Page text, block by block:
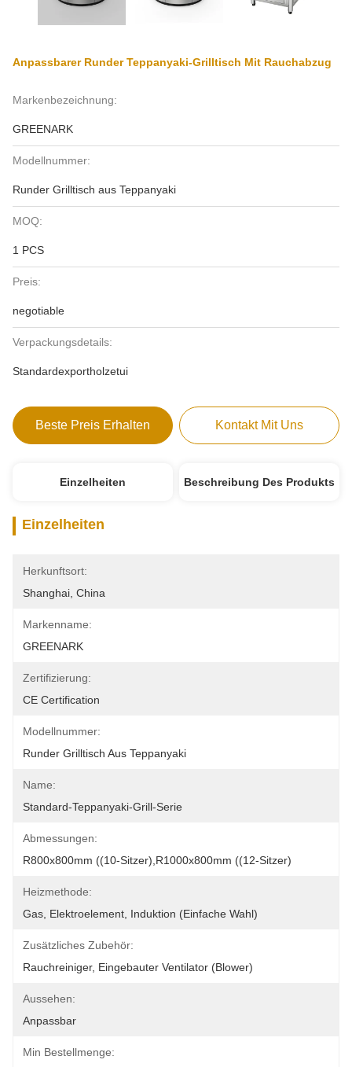
Anpassbarer Runder Teppanyaki-Grilltisch Mit Rauchabzug
Markenbezeichnung:
GREENARK
Modellnummer:
Runder Grilltisch aus Teppanyaki
MOQ:
1 PCS
Preis:
negotiable
Verpackungsdetails:
Standardexportholzetui
Beste Preis Erhalten Kontakt Mit Uns
Einzelheiten Beschreibung Des Produkts
Einzelheiten
Herkunftsort:
Shanghai, China
Markenname:
GREENARK
Zertifizierung:
CE Certification
Modellnummer:
Runder Grilltisch Aus Teppanyaki
Name:
Standard-Teppanyaki-Grill-Serie
Abmessungen:
R800x800mm ((10-Sitzer),R1000x800mm ((12-Sitzer)
Heizmethode:
Gas, Elektroelement, Induktion (einfache Wahl)
Zusätzliches Zubehör:
Rauchreiniger, Eingebauter Ventilator (Blower)
Aussehen:
Anpassbar
Min Bestellmenge: